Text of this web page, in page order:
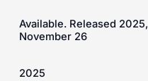
Available. Released 2025,
November 26
2025